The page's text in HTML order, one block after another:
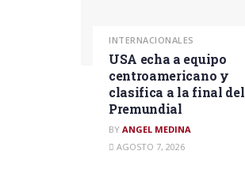
INTERNACIONALES
USA echa a equipo
centroamericano y
clasifica a la final del
Premundial
BY ANGEL MEDINA
AGOSTO 7, 2026